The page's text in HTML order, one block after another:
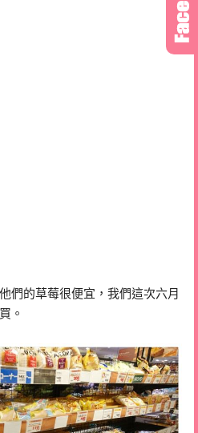
們的草莓很便宜，我們這次六月
。